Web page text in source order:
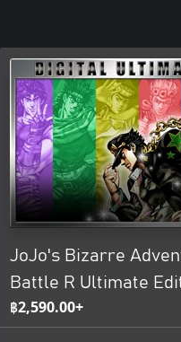
top art style that is vintage
as if Hirohiko Araki's manga
by Hirohiko Araki with
and text meet to invoke the
from JoJo's Bizarre
characters from all arcs, you
from different universes
mode, All-Star Battle Mode,
game, but also brand new
skins for characters and unique
JoJo's Bizarre
Battle R Ultimate
฿2,590.00+